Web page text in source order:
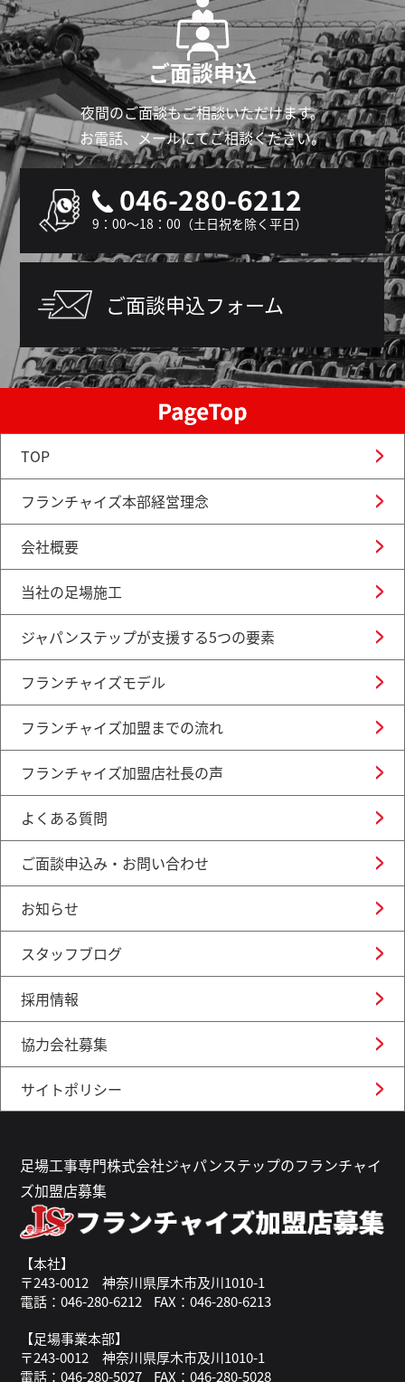
ご面談申込
夜間のご面談もご相談いただけます。
お電話、メールにてご相談ください。
046-280-6212
9：00～18：00（土日祝を除く平日）
ご面談申込フォーム
TOP
フランチャイズ本部経営理念
会社概要
当社の足場施工
ジャパンステップが支援する5つの要素
フランチャイズモデル
フランチャイズ加盟までの流れ
フランチャイズ加盟店社長の声
よくある質問
ご面談申込み・お問い合わせ
お知らせ
スタッフブログ
採用情報
協力会社募集
サイトポリシー
足場工事専門株式会社ジャパンステップのフランチャイ
ズ加盟店募集
【本社】
〒243-0012 神奈川県厚木市及川1010-1
電話：046-280-6212
FAX：046-280-6213
【足場事業本部】
〒243-0012 神奈川県厚木市及川1010-1
電話：046-280-5027
FAX：046-280-5028